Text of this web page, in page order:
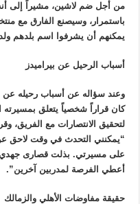
من أجل ضم لاشين، مشيراً إلى
باستمرار، وسيصنع الفارق مع
يمكنهم أن يشرفوا اسم بلدهم
أسباب الرحيل عن بيراميدز
وعند سؤاله عن أسباب رحيله عن
كان قراراً شخصياً يتعلق بمسيرته
لتحقيق الانتصارات مع الفريق،
“يمكنني التحدث في وقت لاحق عن
على مسيرتي. بذلت قصارى جهدي
أعطي الفرصة لمدربين آخرين”.
حقيقة مفاوضات الأهلي والزمالك